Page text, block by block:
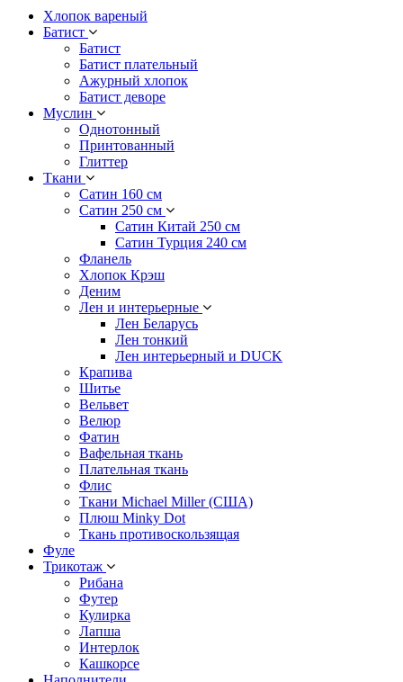
Хлопок вареный
Батист
Батист
Батист плательный
Ажурный хлопок
Батист деворе
Муслин
Однотонный
Принтованный
Глиттер
Ткани
Сатин 160 см
Сатин 250 см
Сатин Китай 250 см
Сатин Турция 240 см
Фланель
Хлопок Крэш
Деним
Лен и интерьерные
Лен Беларусь
Лен тонкий
Лен интерьерный и DUCK
Крапива
Шитье
Вельвет
Велюр
Фатин
Вафельная ткань
Плательная ткань
Флис
Ткани Michael Miller (США)
Плюш Minky Dot
Ткань противоскользящая
Фуле
Трикотаж
Рибана
Футер
Кулирка
Лапша
Интерлок
Кашкорсе